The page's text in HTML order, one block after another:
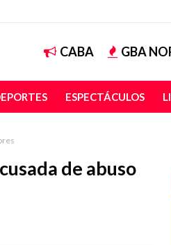
CABA GBA
ESPECTÁCULOS
de abuso